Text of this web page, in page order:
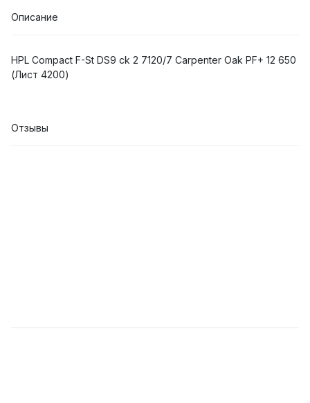
Описание
HPL Compact F-St DS9 ck 2 7120/7 Carpenter Oak PF+ 12 650
(Лист 4200)
Отзывы